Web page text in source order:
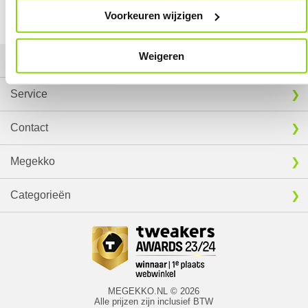
Voorkeuren wijzigen
Weigeren
Service
Contact
Megekko
Categorieën
MEGEKKO.NL © 2026
Alle prijzen zijn inclusief BTW